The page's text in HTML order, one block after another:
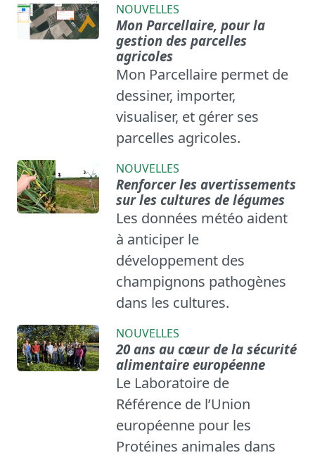
NOUVELLES
Mon Parcellaire, pour la
gestion des parcelles
agricoles
Mon Parcellaire permet de
dessiner, importer,
visualiser, et gérer ses
parcelles agricoles.
NOUVELLES
Renforcer les avertissements
sur les cultures de légumes
Les données météo aident
à anticiper le
développement des
champignons pathogènes
dans les cultures.
NOUVELLES
20 ans au cœur de la sécurité
alimentaire européenne
Le Laboratoire de
Référence de l’Union
européenne pour les
Protéines animales dans